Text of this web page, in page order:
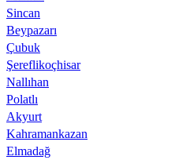
Sincan
Beypazarı
Çubuk
Şereflikoçhisar
Nallıhan
Polatlı
Akyurt
Kahramankazan
Elmadağ